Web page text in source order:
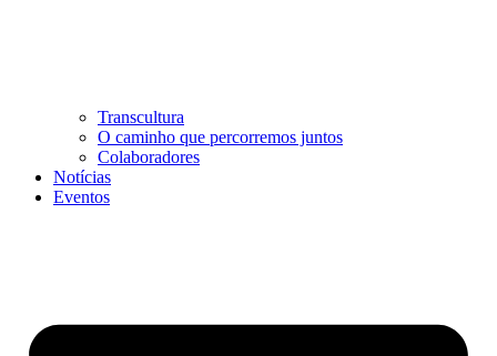
Transcultura
O caminho que percorremos juntos
Colaboradores
Notícias
Eventos